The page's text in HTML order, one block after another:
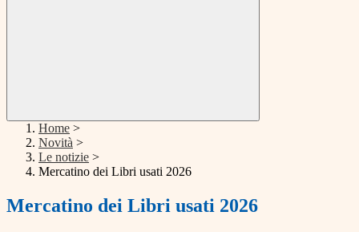
Home >
Novità >
Le notizie >
Mercatino dei Libri usati 2026
Mercatino dei Libri usati 2026